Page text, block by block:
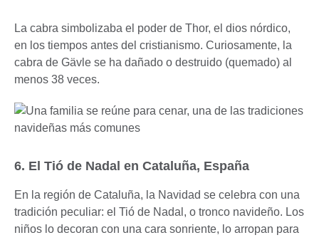
La cabra simbolizaba el poder de Thor, el dios nórdico,
en los tiempos antes del cristianismo. Curiosamente, la
cabra de Gävle se ha dañado o destruido (quemado) al
menos 38 veces.
6. El Tió de Nadal en Cataluña, España
En la región de Cataluña, la Navidad se celebra con una
tradición peculiar: el Tió de Nadal, o tronco navideño. Los
niños lo decoran con una cara sonriente, lo arropan para